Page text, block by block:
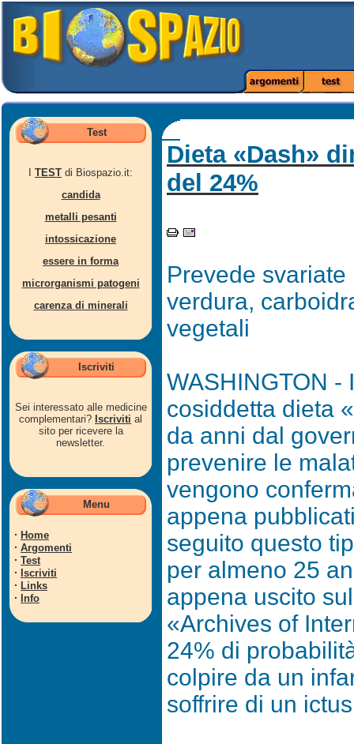
Test
TEST di Biospazio.it:
candida
metalli pesanti
intossicazione
essere in forma
microrganismi patogeni
carenza di minerali
Iscriviti
Sei interessato alle medicine
complementari? Iscriviti al
sito per ricevere la
newsletter.
Menu
· Home
· Argomenti
· Test
· Iscriviti
· Links
· Info
Dieta «Dash»
del 24%
Prevede
verdura,
vegetali
WASHINGTON -
cosiddetta dieta
da anni dal
prevenire le
vengono
appena
seguito questo
per almeno 25
appena uscito
«Archives of
24% di
colpire da un
soffrire di un